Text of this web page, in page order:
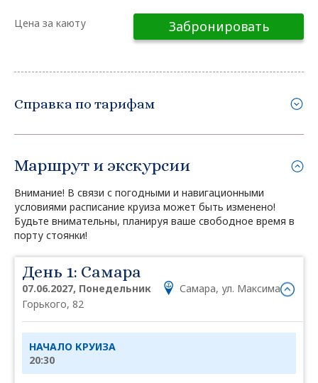
Цена за каюту Забронировать
Справка по тарифам
Маршрут и экскурсии
Внимание! В связи с погодными и навигационными
условиями расписание круиза может быть изменено!
Будьте внимательны, планируя ваше свободное время в
порту стоянки!
День 1: Самара
07.06.2027, Понедельник
Самара, ул. Максима
Горького, 82
НАЧАЛО КРУИЗА
20:30